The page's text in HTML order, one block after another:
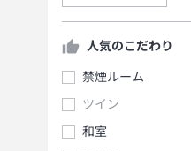
人気のこだわり
禁煙ルーム
ツイン
和室